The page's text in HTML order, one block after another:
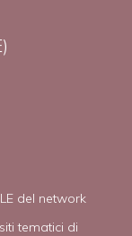
del network
tematici di